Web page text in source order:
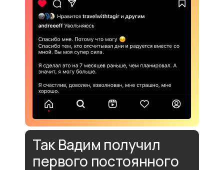
Так Вадим получил
первого постоянного